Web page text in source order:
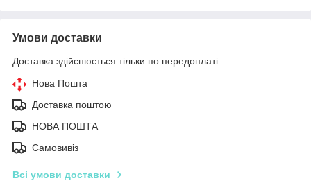
Умови доставки
Доставка здійснюється тільки по передоплаті.
Нова Пошта
Доставка поштою
НОВА ПОШТА
Самовивіз
Всі умови доставки